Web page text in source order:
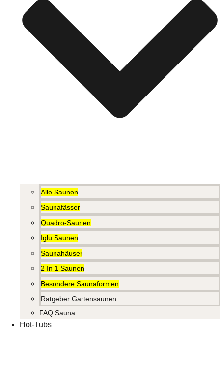
Alle Saunen
Saunafässer
Quadro-Saunen
Iglu Saunen
Saunahäuser
2 In 1 Saunen
Besondere Saunaformen
Ratgeber Gartensaunen
FAQ Sauna
Hot-Tubs